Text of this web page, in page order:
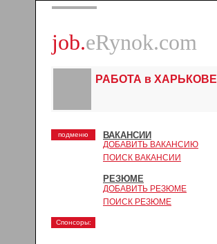
job.eRynok.com
РАБОТА в ХАРЬКОВЕ
подменю ВАКАНСИИ
ДОБАВИТЬ ВАКАНСИЮ
ПОИСК ВАКАНСИИ
РЕЗЮМЕ
ДОБАВИТЬ РЕЗЮМЕ
ПОИСК РЕЗЮМЕ
Спонсоры: